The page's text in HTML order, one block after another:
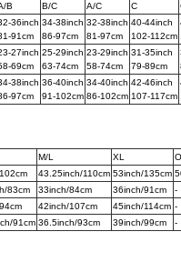
B B/C A/C C
36inch
91cm
34-38inch
86-97cm
32-38inch
81-97cm
40-44inch
102-112cm
27inch
69cm
25-29inch
63-74cm
23-29inch
58-74cm
31-35inch
79-89cm
38inch
97cm
36-40inch
91-102cm
34-40inch
86-102cm
42-46inch
107-117cm
M/L XL
43.25inch/110cm 53inch/135cm
83cm 33inch/84cm 36inch/91cm
-
42inch/107cm 45inch/114cm -
91cm 36.5inch/93cm 39inch/99cm -